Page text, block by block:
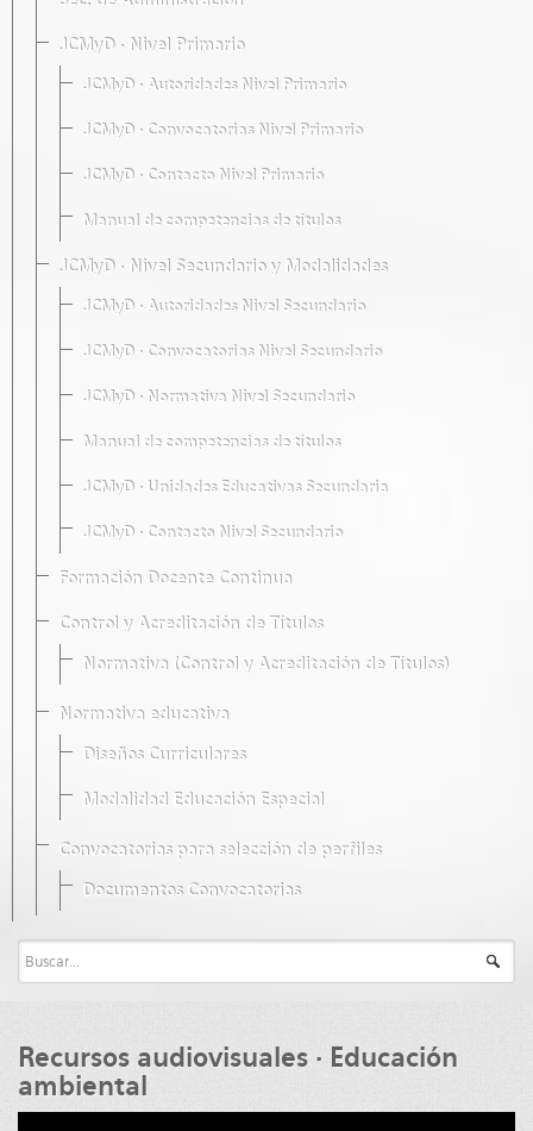
JCMyD · Nivel Primario
JCMyD · Autoridades Nivel Primario
JCMyD · Convocatorias Nivel Primario
JCMyD · Contacto Nivel Primario
Manual de competencias de títulos
JCMyD · Nivel Secundario y Modalidades
JCMyD · Autoridades Nivel Secundario
JCMyD · Convocatorias Nivel Secundario
JCMyD · Normativa Nivel Secundario
Manual de competencias de títulos
JCMyD · Unidades Educativas Secundaria
JCMyD · Contacto Nivel Secundario
Formación Docente Continua
Control y Acreditación de Títulos
Normativa (Control y Acreditación de Títulos)
Normativa educativa
Diseños Curriculares
Modalidad Educación Especial
Convocatorias para selección de perfiles
Documentos Convocatorias
Recursos audiovisuales · Educación
ambiental